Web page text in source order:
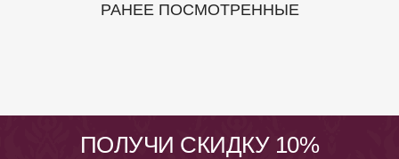
РАНЕЕ ПОСМОТРЕННЫЕ
ПОЛУЧИ СКИДКУ 10%